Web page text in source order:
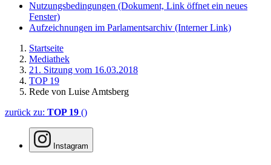
Nutzungsbedingungen (Dokument, Link öffnet ein neues
Fenster)
Aufzeichnungen im Parlamentsarchiv (Interner Link)
Startseite
Mediathek
21. Sitzung vom 16.03.2018
TOP 19
Rede von Luise Amtsberg
zurück zu: TOP 19 ()
Instagram